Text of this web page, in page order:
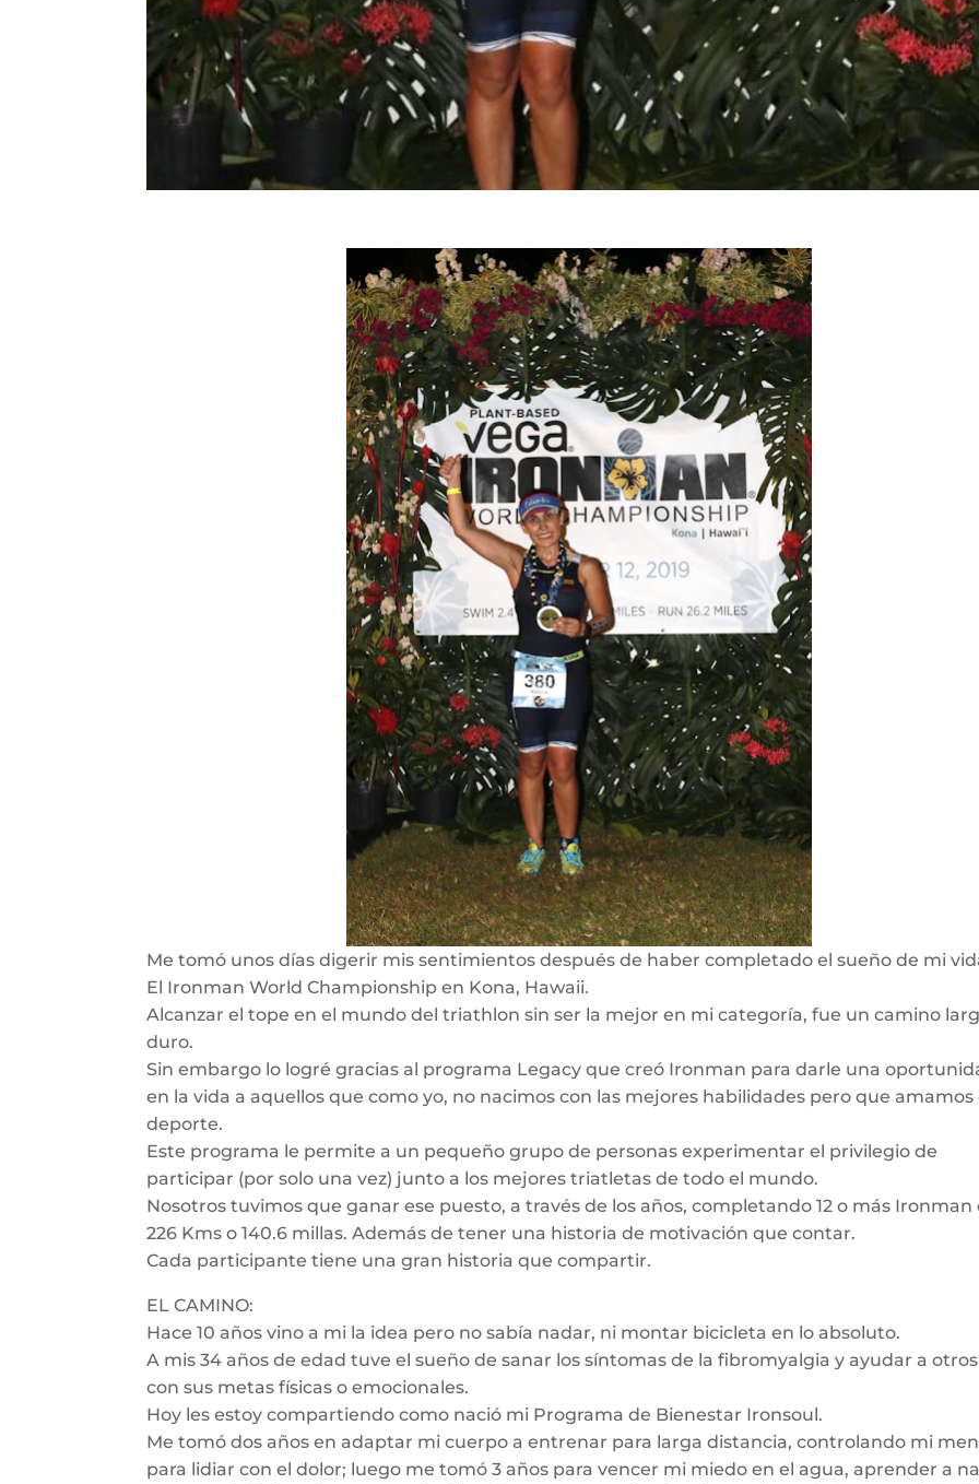
Me tomó unos días digerir mis sentimientos después de haber completado el sueño de mi
El Ironman World Championship en Kona, Hawaii.
Alcanzar el tope en el mundo del triathlon sin ser la mejor en mi categoría, fue un camino
duro.
Sin embargo lo logré gracias al programa Legacy que creó Ironman para darle una
en la vida a aquellos que como yo, no nacimos con las mejores habilidades pero que amamos
deporte.
Este programa le permite a un pequeño grupo de personas experimentar el privilegio de
participar (por solo una vez) junto a los mejores triatletas de todo el mundo.
Nosotros tuvimos que ganar ese puesto, a través de los años, completando 12 o más Ironman
226 Kms o 140.6 millas. Además de tener una historia de motivación que contar.
Cada participante tiene una gran historia que compartir.
EL CAMINO:
Hace 10 años vino a mi la idea pero no sabía nadar, ni montar bicicleta en lo absoluto.
A mis 34 años de edad tuve el sueño de sanar los síntomas de la fibromyalgia y ayudar a otros
con sus metas físicas o emocionales.
Hoy les estoy compartiendo como nació mi Programa de Bienestar Ironsoul.
Me tomó dos años en adaptar mi cuerpo a entrenar para larga distancia, controlando mi
para lidiar con el dolor; luego me tomó 3 años para vencer mi miedo en el agua, aprender a